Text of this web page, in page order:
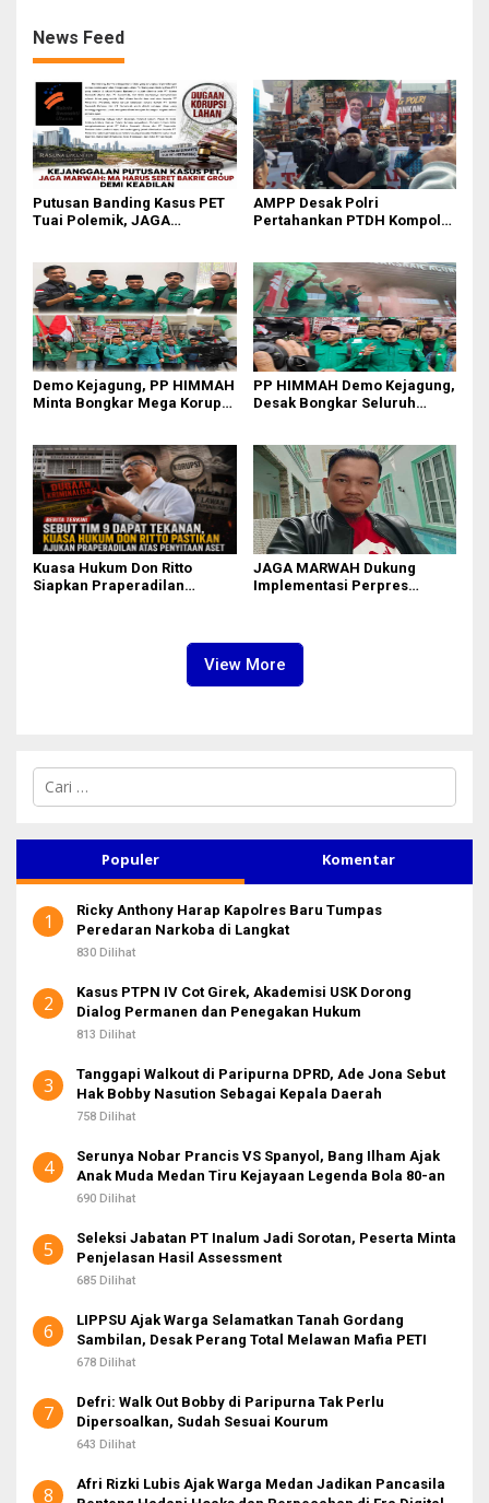
News Feed
Putusan Banding Kasus PET
Tuai Polemik, JAGA
AMPP Desak Polri
Pertahankan PTDH Kompol
Demo Kejagung, PP HIMMAH
Minta Bongkar Mega Korupsi
PP HIMMAH Demo Kejagung,
Desak Bongkar Seluruh
Kuasa Hukum Don Ritto
Siapkan Praperadilan
JAGA MARWAH Dukung
Implementasi Perpres
View More
C
i
n
u
k
Populer Komentar
1
Ricky Anthony Harap Kapolres Baru Tumpas
Peredaran Narkoba di Langkat
830 Dilihat
2
Kasus PTPN IV Cot Girek, Akademisi USK Dorong
Dialog Permanen dan Penegakan Hukum
813 Dilihat
3
Tanggapi Walkout di Paripurna DPRD, Ade Jona Sebut
Hak Bobby Nasution Sebagai Kepala Daerah
758 Dilihat
4
Serunya Nobar Prancis VS Spanyol, Bang Ilham Ajak
Anak Muda Medan Tiru Kejayaan Legenda Bola 80-an
690 Dilihat
5
Seleksi Jabatan PT Inalum Jadi Sorotan, Peserta Minta
Penjelasan Hasil Assessment
685 Dilihat
6
LIPPSU Ajak Warga Selamatkan Tanah Gordang
Sambilan, Desak Perang Total Melawan Mafia PETI
678 Dilihat
7
Defri: Walk Out Bobby di Paripurna Tak Perlu
Dipersoalkan, Sudah Sesuai Kourum
643 Dilihat
8
Afri Rizki Lubis Ajak Warga Medan Jadikan Pancasila